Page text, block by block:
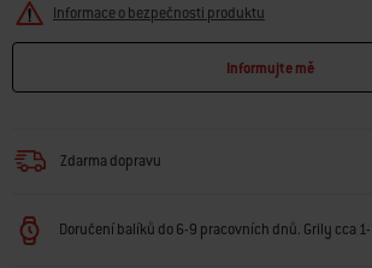
Informace o bezpečnosti produktu
Informujte mě
Zdarma dopravu
Doručení balíků do 6-9 pracovních dnů. Grily cca